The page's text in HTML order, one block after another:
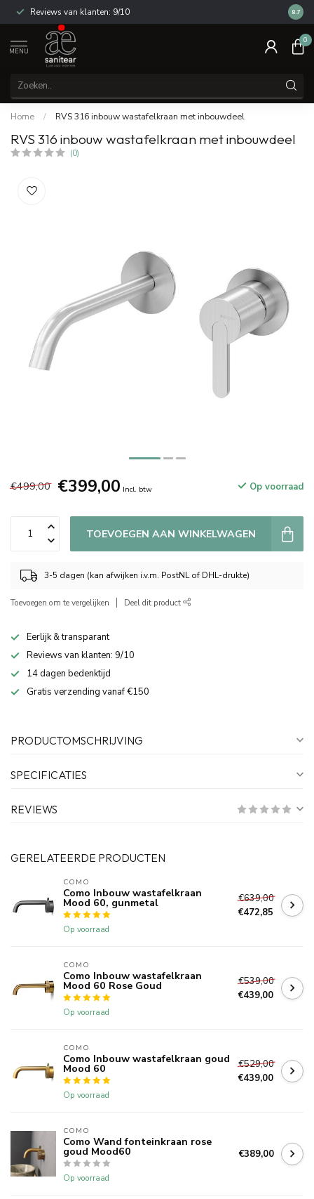
Reviews van klanten: 9/10 14
8.7
MENU
0
Home / RVS 316 inbouw wastafelkraan met inbouwdeel
RVS 316 inbouw wastafelkraan met inbouwdeel
(0)
€499,00 €399,00 Incl. btw Op voorraad
TOEVOEGEN AAN WINKELWAGEN
3-5 dagen (kan afwijken i.v.m. PostNL of DHL-drukte)
Toevoegen om te vergelijken Deel dit product
Eerlijk & transparant
Reviews van klanten: 9/10
14 dagen bedenktijd
Gratis verzending vanaf €150
PRODUCTOMSCHRIJVING
SPECIFICATIES
REVIEWS
GERELATEERDE PRODUCTEN
COMO
Como Inbouw wastafelkraan
Mood 60, gunmetal
Op voorraad
€639,00
€472,85
COMO
Como Inbouw wastafelkraan
Mood 60 Rose Goud
Op voorraad
€539,00
€439,00
COMO
Como Inbouw wastafelkraan goud
Mood 60
Op voorraad
€529,00
€439,00
COMO
Como Wand fonteinkraan rose
goud Mood60
Op voorraad
€389,00